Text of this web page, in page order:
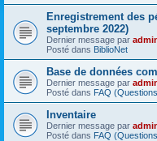
Enregistrement des
septembre 2022)
Dernier message par
Posté dans BiblioNet
Base de données
Dernier message par
Posté dans FAQ
Inventaire
Dernier message par
Posté dans FAQ